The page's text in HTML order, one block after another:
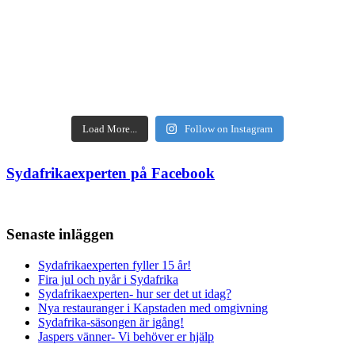
Load More... Follow on Instagram
Sydafrikaexperten på Facebook
Senaste inläggen
Sydafrikaexperten fyller 15 år!
Fira jul och nyår i Sydafrika
Sydafrikaexperten- hur ser det ut idag?
Nya restauranger i Kapstaden med omgivning
Sydafrika-säsongen är igång!
Jaspers vänner- Vi behöver er hjälp